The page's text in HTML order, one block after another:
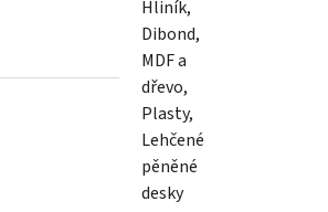
Hliník,
Dibond,
MDF a
dřevo,
Plasty,
Lehčené
pěněné
desky